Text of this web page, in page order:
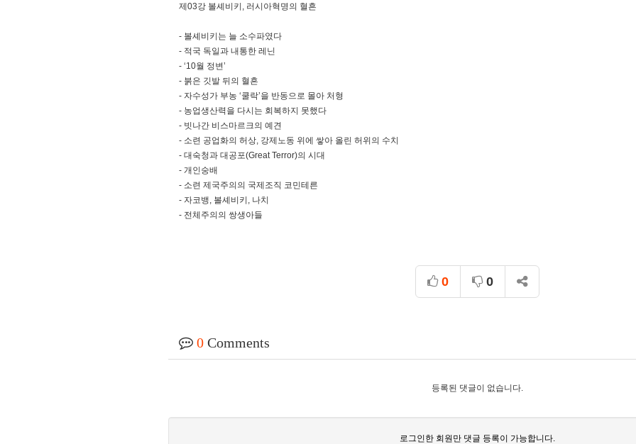
제03강 볼셰비키, 러시아혁명의 혈흔
- 볼셰비키는 늘 소수파였다
- 적국 독일과 내통한 레닌
- ‘10월 정변’
- 붉은 깃발 뒤의 혈흔
- 자수성가 부농 ‘쿨락’을 반동으로 몰아 처형
- 농업생산력을 다시는 회복하지 못했다
- 빗나간 비스마르크의 예견
- 소련 공업화의 허상, 강제노동 위에 쌓아 올린 허위의 수치
- 대숙청과 대공포(Great Terror)의 시대
- 개인숭배
- 소련 제국주의의 국제조직 코민테른
- 자코뱅, 볼셰비키, 나치
- 전체주의의 쌍생아들
0 0
0 Comments
등록된 댓글이 없습니다.
로그인한 회원만 댓글 등록이 가능합니다.